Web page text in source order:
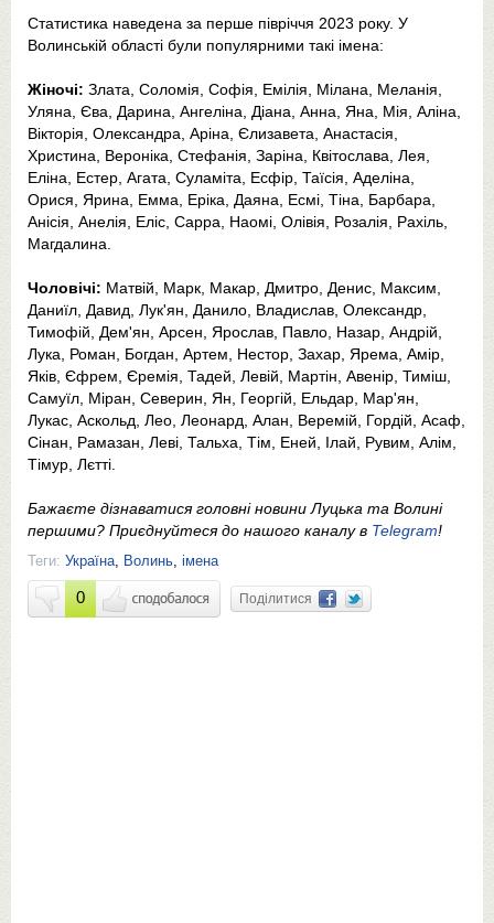
Статистика наведена за перше півріччя 2023 року. У
Волинській області були популярними такі імена:
Жіночі: Злата, Соломія, Софія, Емілія, Мілана, Меланія,
Уляна, Єва, Дарина, Ангеліна, Діана, Анна, Яна, Мія, Аліна,
Вікторія, Олександра, Аріна, Єлизавета, Анастасія,
Христина, Вероніка, Стефанія, Заріна, Квітослава, Лея,
Еліна, Естер, Агата, Суламіта, Есфір, Таїсія, Аделіна,
Орися, Ярина, Емма, Еріка, Даяна, Есмі, Тіна, Барбара,
Анісія, Анелія, Еліс, Сарра, Наомі, Олівія, Розалія, Рахіль,
Магдалина.
Чоловічі: Матвій, Марк, Макар, Дмитро, Денис, Максим,
Даниїл, Давид, Лук'ян, Данило, Владислав, Олександр,
Тимофій, Дем'ян, Арсен, Ярослав, Павло, Назар, Андрій,
Лука, Роман, Богдан, Артем, Нестор, Захар, Ярема, Амір,
Яків, Єфрем, Єремія, Тадей, Левій, Мартін, Авенір, Тиміш,
Самуїл, Міран, Северин, Ян, Георгій, Ельдар, Мар'ян,
Лукас, Аскольд, Лео, Леонард, Алан, Веремій, Гордій, Асаф,
Сінан, Рамазан, Леві, Тальха, Тім, Еней, Ілай, Рувим, Алім,
Тімур, Лєтті.
Бажаєте дізнаватися головні новини Луцька та Волині
першими? Приєднуйтеся до нашого каналу в Telegram!
Теги: Україна, Волинь, імена
0 Поділитися